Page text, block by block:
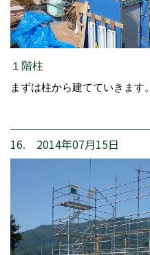
１階柱
まずは柱から建てていきます。
16. 2014年07月15日